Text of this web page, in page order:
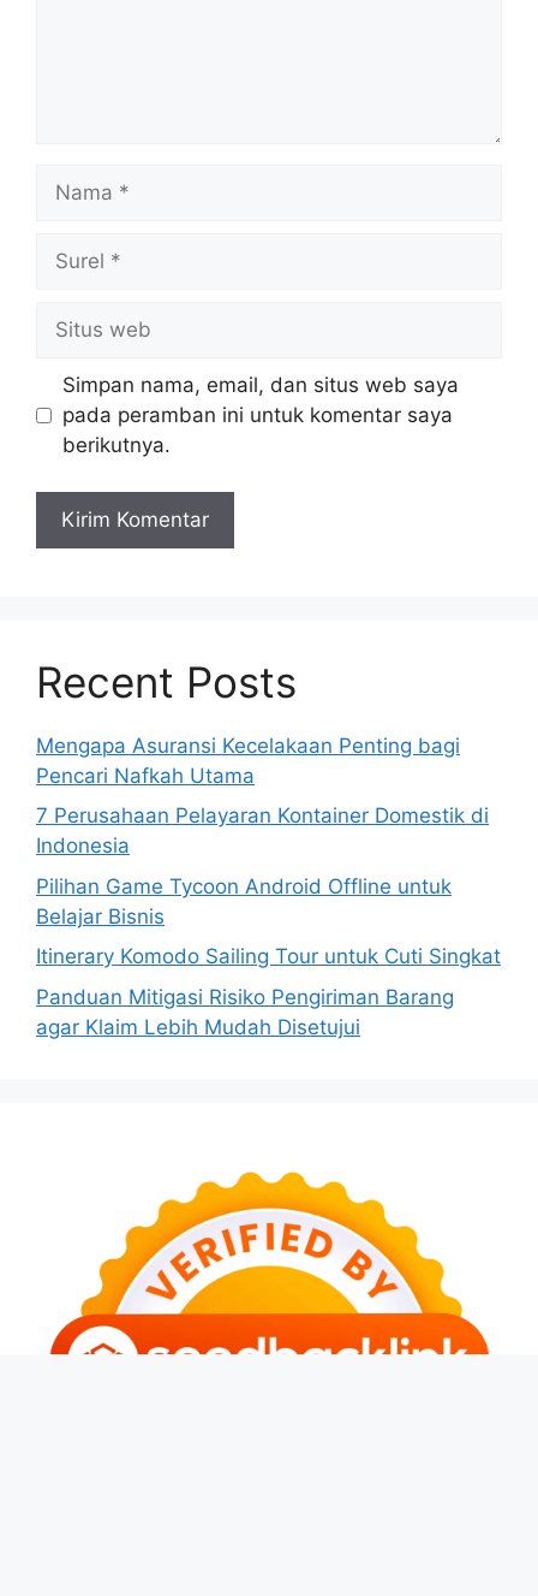
Nama
Surel
Situs
web
Simpan nama, email, dan situs web saya
pada peramban ini untuk komentar saya
berikutnya.
Recent Posts
Mengapa Asuransi Kecelakaan Penting bagi
Pencari Nafkah Utama
7 Perusahaan Pelayaran Kontainer Domestik di
Indonesia
Pilihan Game Tycoon Android Offline untuk
Belajar Bisnis
Itinerary Komodo Sailing Tour untuk Cuti Singkat
Panduan Mitigasi Risiko Pengiriman Barang
agar Klaim Lebih Mudah Disetujui